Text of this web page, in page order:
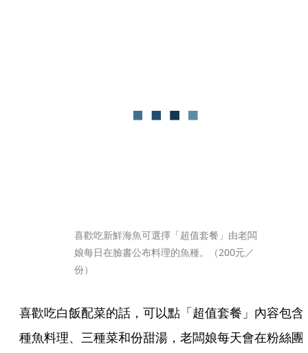
喜歡吃新鮮海魚可選擇「超值套餐」由老闆
娘每日在臉書公布料理的魚種。（200元／
份）
喜歡吃白飯配菜的話，可以點「超值套餐」內容包含
種魚料理、三種菜和份甜湯，老闆娘每天會在粉絲團